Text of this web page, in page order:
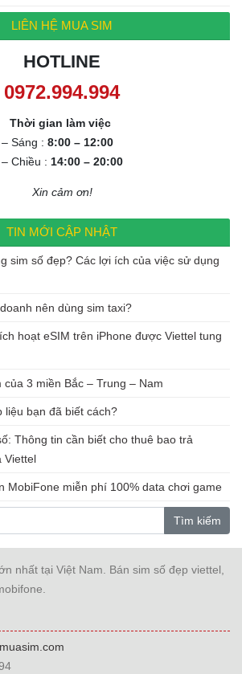
LIÊN HỆ MUA SIM
HOTLINE
0972.994.994
Thời gian làm việc
– Sáng : 8:00 – 12:00
– Chiều : 14:00 – 20:00
Xin cảm ơn!
TIN MỚI CẬP NHẬT
sim số đẹp? Các lợi ích của việc sử dụng
nên dùng sim taxi?
hoạt eSIM trên iPhone được Viettel tung
3 miền Bắc – Trung – Nam
liệu bạn đã biết cách?
Thông tin cần biết cho thuê bao trả
Viettel
MobiFone miễn phí 100% data chơi game
Tìm kiếm
nhất tại Việt Nam. Bán sim số đẹp viettel,